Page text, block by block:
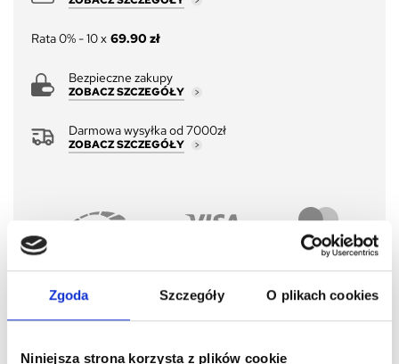
Zgoda Szczegóły O plikach cookies
Niniejsza strona korzysta z plików cookie
Rata 0% - 10 x 69.90 zł
Bezpieczne zakupy
ZOBACZ SZCZEGÓŁY
Darmowa wysyłka od 7000zł
ZOBACZ SZCZEGÓŁY
Opis Szczegóły produktu
Załączniki Opinie o produkcie